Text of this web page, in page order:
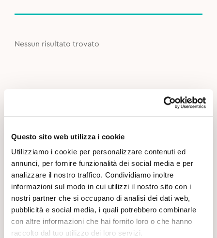
Questo sito web utilizza i cookie
Utilizziamo i cookie per personalizzare contenuti ed
annunci, per fornire funzionalità dei social media e per
analizzare il nostro traffico. Condividiamo inoltre
informazioni sul modo in cui utilizzi il nostro sito con i
nostri partner che si occupano di analisi dei dati web,
pubblicità e social media, i quali potrebbero combinarle
con altre informazioni che hai fornito loro o che hanno
raccolto dal tuo utilizzo dei loro servizi.
Nessun risultato trovato